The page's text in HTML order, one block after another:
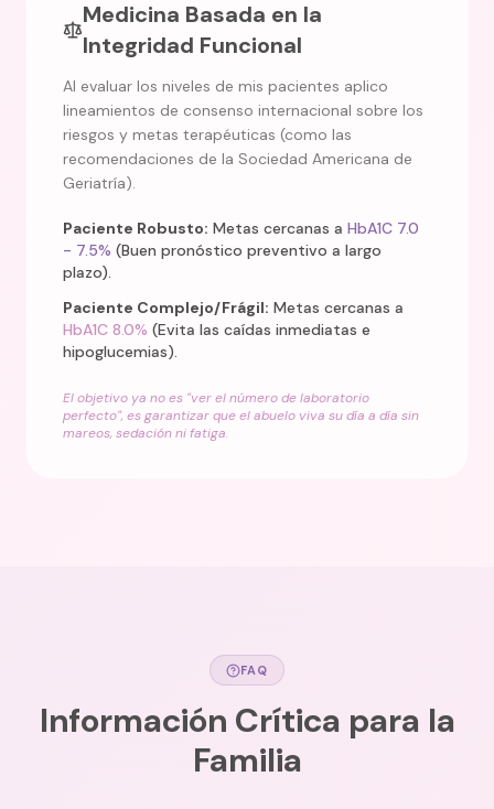
Medicina Basada en la
Integridad Funcional
Al evaluar los niveles de mis pacientes aplico
lineamientos de consenso internacional sobre los
riesgos y metas terapéuticas (como las
recomendaciones de la Sociedad Americana de
Geriatría).
Paciente Robusto: Metas cercanas a HbA1C 7.0
- 7.5% (Buen pronóstico preventivo a largo
plazo).
Paciente Complejo/Frágil: Metas cercanas a
HbA1C 8.0% (Evita las caídas inmediatas e
hipoglucemias).
El objetivo ya no es "ver el número de laboratorio
perfecto", es garantizar que el abuelo viva su día a día sin
mareos, sedación ni fatiga.
FAQ
Información Crítica para la
Familia